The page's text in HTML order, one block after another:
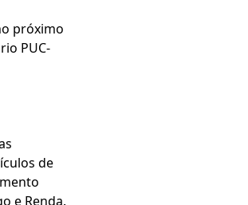
próximo
PUC-
de
e Renda.